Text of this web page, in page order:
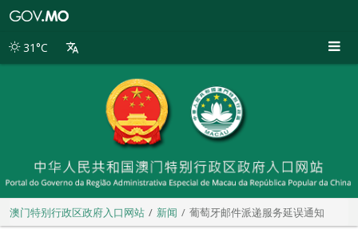
别
31°C
澳门特别行政区政府入口网站 新闻 葡萄牙邮件派递服务延误通知